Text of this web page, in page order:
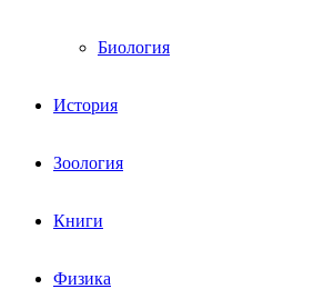
Биология
История
Зоология
Книги
Физика